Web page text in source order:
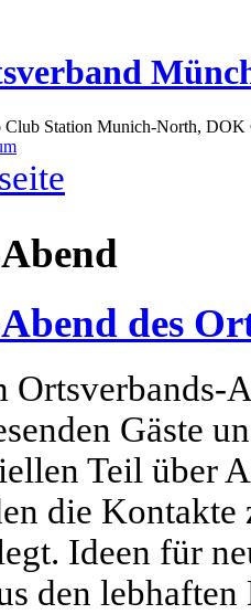
Station Munich-North,
des
Ortsverbands-
Gäste
Teil über
die
Ideen für
den